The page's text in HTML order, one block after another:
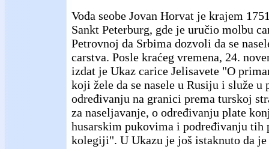
Vođa seobe Jovan Horvat je krajem
Sankt Peterburg, gde je uručio molbu
Petrovnoj da Srbima dozvoli da se
carstva. Posle kraćeg vremena, 24.
izdat je Ukaz carice Jelisavete "O
koji žele da se nasele u Rusiju i služe u
određivanju na granici prema turskoj
za naseljavanje, o određivanju plate
husarskim pukovima i podređivanju tih
kolegiji". U Ukazu je još istaknuto da